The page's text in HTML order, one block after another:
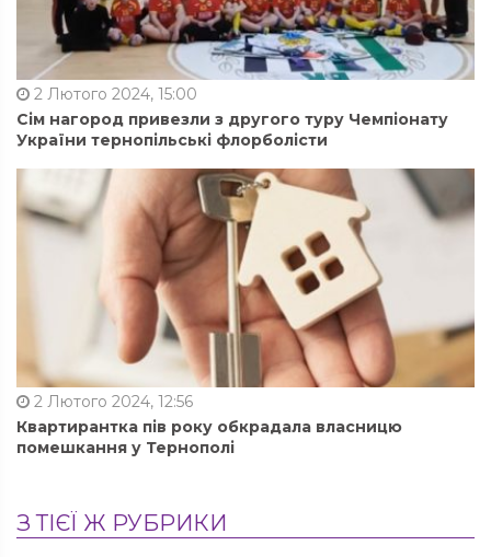
2 Лютого 2024, 15:00
Сім нагород привезли з другого туру Чемпіонату
України тернопільські флорболісти
2 Лютого 2024, 12:56
Квартирантка пів року обкрадала власницю
помешкання у Тернополі
З ТІЄЇ Ж РУБРИКИ